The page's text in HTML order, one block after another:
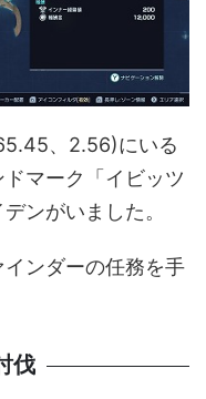
、2.56)にいる
マーク「イビッツ
ンがいました。
ンダーの任務を手
伐